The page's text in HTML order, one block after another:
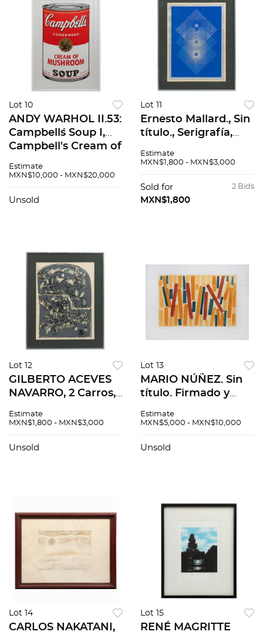
Lot 10
ANDY WARHOL II.53:
Campbell´s Soup I,
Campbell's Cream of
Serigrafía. 100x70.5
Estimate
MXN$10,000 - MXN$20,000
Unsold
Lot 11
Ernesto Mallard., Sin
título., Serigrafía,
359 / DXV. Firmada a
enmarcada.
Estimate
MXN$1,800 - MXN$3,000
2 Bids
Sold for
MXN$1,800
Lot 12
GILBERTO ACEVES
NAVARRO, 2 Carros,
Firmado y fechado
Estimate
MXN$1,800 - MXN$3,000
Unsold
Lot 13
MARIO NÚÑEZ. Sin
título. Firmado y
al azúcar 39 / 200. 57
totales
Estimate
MXN$5,000 - MXN$10,000
Unsold
Lot 14
CARLOS NAKATANI,
Lot 15
RENÉ MAGRITTE